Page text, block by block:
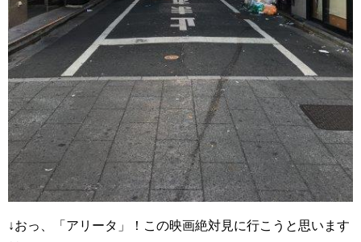
↓おっ、「アリータ」！この映画絶対見に行こうと思います